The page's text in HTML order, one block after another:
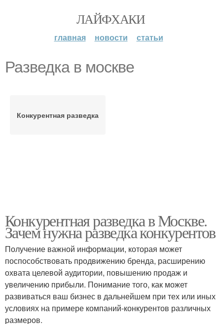
ЛАЙФХАКИ
главная новости статьи
Разведка в москве
Конкурентная разведка
Конкурентная разведка в Москве.
Зачем нужна разведка конкурентов
Получение важной информации, которая может
поспособствовать продвижению бренда, расширению
охвата целевой аудитории, повышению продаж и
увеличению прибыли. Понимание того, как может
развиваться ваш бизнес в дальнейшем при тех или иных
условиях на примере компаний-конкурентов различных
размеров.